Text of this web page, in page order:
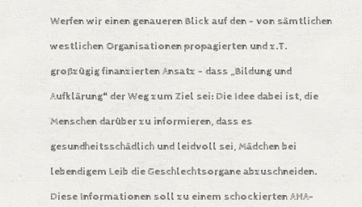
Werfen wir einen genaueren Blick auf den – von sämtlichen
westlichen Organisationen propagierten und z.T.
großzügig finanzierten Ansatz – dass „Bildung und
Aufklärung“ der Weg zum Ziel sei: Die Idee dabei ist, die
Menschen darüber zu informieren, dass es
gesundheitsschädlich und leidvoll sei, Mädchen bei
lebendigem Leib die Geschlechtsorgane abzuschneiden.
Diese Informationen soll zu einem schockierten AHA-